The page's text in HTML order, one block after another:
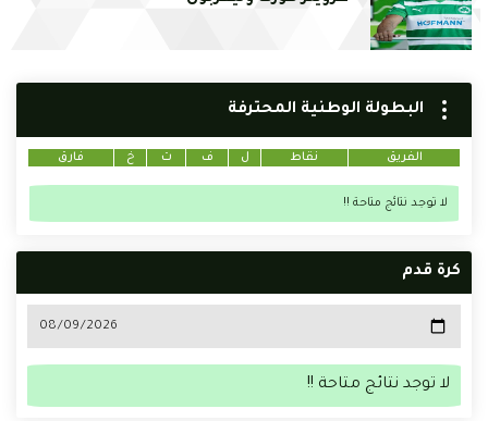
البطولة الوطنية المحترفة
الفريق نقاط ل ف ت خ فارق
لا توجد نتائج متاحة !!
كرة قدم
لا توجد نتائج متاحة !!